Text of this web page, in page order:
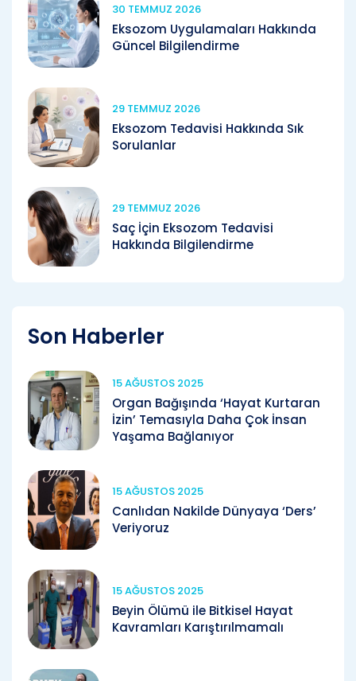
30 TEMMUZ 2026
Eksozom Uygulamaları Hakkında
Güncel Bilgilendirme
29 TEMMUZ 2026
Eksozom Tedavisi Hakkında Sık
Sorulanlar
29 TEMMUZ 2026
Saç İçin Eksozom Tedavisi
Hakkında Bilgilendirme
Son Haberler
15 AĞUSTOS 2025
Organ Bağışında ‘Hayat Kurtaran
İzin’ Temasıyla Daha Çok İnsan
Yaşama Bağlanıyor
15 AĞUSTOS 2025
Canlıdan Nakilde Dünyaya ‘Ders’
Veriyoruz
15 AĞUSTOS 2025
Beyin Ölümü ile Bitkisel Hayat
Kavramları Karıştırılmamalı